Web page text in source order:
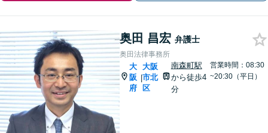
奥田 昌宏 弁護士
奥田法律事務所
大
阪
府
|
大阪
市北
区
南森町駅
から徒歩4
分
営業時間：08:30
~20:30（平日）